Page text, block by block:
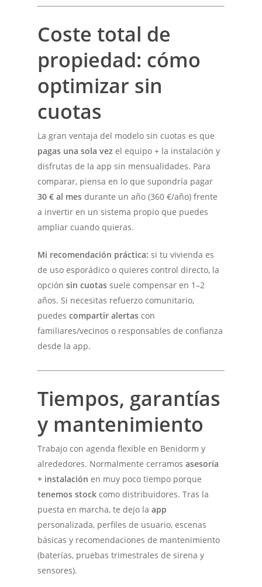
Coste total de
propiedad: cómo
optimizar sin
cuotas
La gran ventaja del modelo sin cuotas es que
pagas una sola vez el equipo + la instalación y
disfrutas de la app sin mensualidades. Para
comparar, piensa en lo que supondría pagar
30 € al mes durante un año (360 €/año) frente
a invertir en un sistema propio que puedes
ampliar cuando quieras.
Mi recomendación práctica: si tu vivienda es
de uso esporádico o quieres control directo, la
opciónsin cuotas suele compensar en 1–2
años. Si necesitas refuerzo comunitario,
puedescompartir alertas con
familiares/vecinos o responsables de confianza
desde la app.
Tiempos, garantías
y mantenimiento
Trabajo con agenda flexible en Benidorm y
alrededores. Normalmente cerramosasesoría
+ instalación en muy poco tiempo porque
tenemos stock como distribuidores. Tras la
puesta en marcha, te dejo laapp
personalizada, perfiles de usuario, escenas
básicas y recomendaciones de mantenimiento
(baterías, pruebas trimestrales de sirena y
sensores).